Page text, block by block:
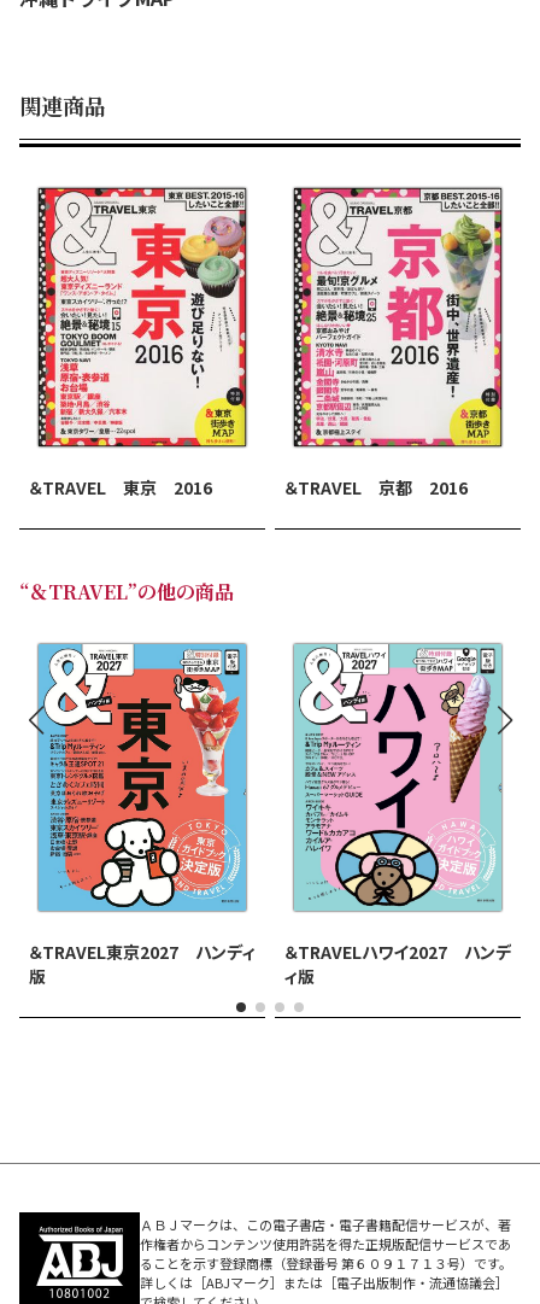
関連商品
＆TRAVEL 東京 2016 ＆TRAVEL 京都 2016
“＆TRAVEL”の他の商品
＆TRAVEL東京2027 ハンディ
版
＆TRAVELハワイ2027 ハンデ
ィ版
ＡＢＪマークは、この電子書店・電子書籍配信サービスが、著
作権者からコンテンツ使用許諾を得た正規版配信サービスであ
ることを示す登録商標（登録番号 第６０９１７１３号）です。
詳しくは［ABJマーク］または［電子出版制作・流通協議会］